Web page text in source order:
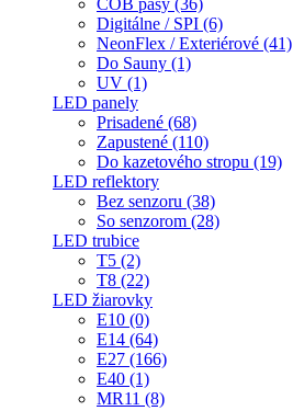
COB pásy (36)
Digitálne / SPI (6)
NeonFlex / Exteriérové (41)
Do Sauny (1)
UV (1)
LED panely
Prisadené (68)
Zapustené (110)
Do kazetového stropu (19)
LED reflektory
Bez senzoru (38)
So senzorom (28)
LED trubice
T5 (2)
T8 (22)
LED žiarovky
E10 (0)
E14 (64)
E27 (166)
E40 (1)
MR11 (8)